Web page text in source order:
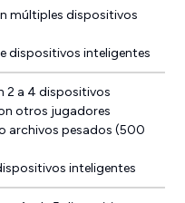
múltiples dispositivos
dispositivos inteligentes
2 a 4 dispositivos
otros jugadores
archivos pesados (500
inteligentes